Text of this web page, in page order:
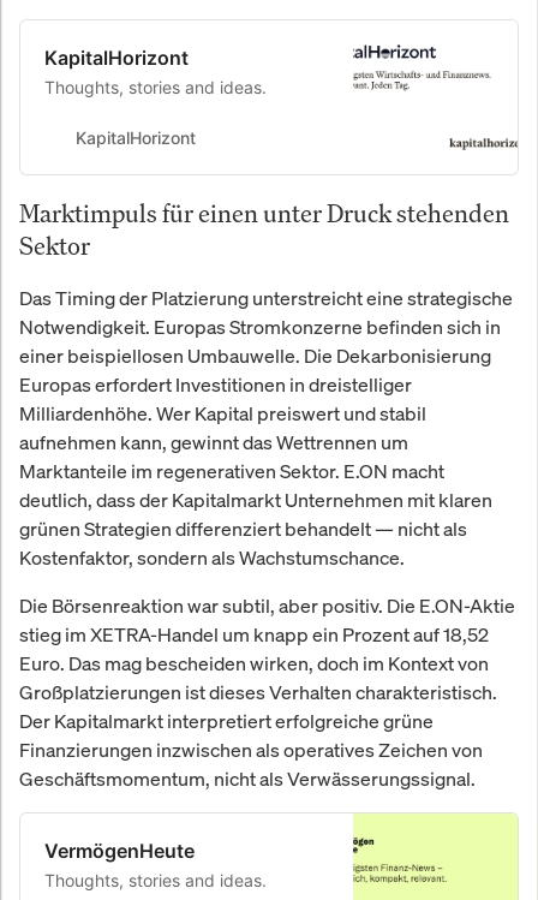
KapitalHorizont
Thoughts, stories and ideas.
KapitalHorizont
Marktimpuls für einen unter Druck stehenden
Sektor
Das Timing der Platzierung unterstreicht eine strategische
Notwendigkeit. Europas Stromkonzerne befinden sich in
einer beispiellosen Umbauwelle. Die Dekarbonisierung
Europas erfordert Investitionen in dreistelliger
Milliardenhöhe. Wer Kapital preiswert und stabil
aufnehmen kann, gewinnt das Wettrennen um
Marktanteile im regenerativen Sektor. E.ON macht
deutlich, dass der Kapitalmarkt Unternehmen mit klaren
grünen Strategien differenziert behandelt — nicht als
Kostenfaktor, sondern als Wachstumschance.
Die Börsenreaktion war subtil, aber positiv. Die E.ON-Aktie
stieg im XETRA-Handel um knapp ein Prozent auf 18,52
Euro. Das mag bescheiden wirken, doch im Kontext von
Großplatzierungen ist dieses Verhalten charakteristisch.
Der Kapitalmarkt interpretiert erfolgreiche grüne
Finanzierungen inzwischen als operatives Zeichen von
Geschäftsmomentum, nicht als Verwässerungssignal.
VermögenHeute
Thoughts, stories and ideas.